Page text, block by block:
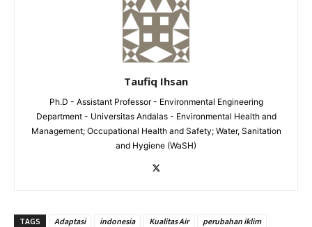
Taufiq Ihsan
Ph.D - Assistant Professor - Environmental Engineering
Department - Universitas Andalas - Environmental Health and
Management; Occupational Health and Safety; Water, Sanitation
and Hygiene (WaSH)
TAGS Adaptasi indonesia Kualitas Air perubahan iklim